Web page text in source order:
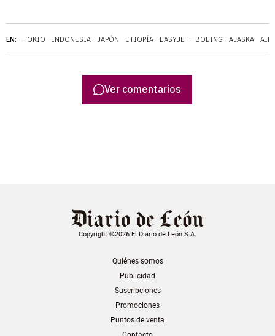
EN: TOKIO INDONESIA JAPÓN ETIOPÍA EASYJET BOEING ALASKA
Ver comentarios
Copyright ©2026 El Diario de León S.A.
Quiénes somos
Publicidad
Suscripciones
Promociones
Puntos de venta